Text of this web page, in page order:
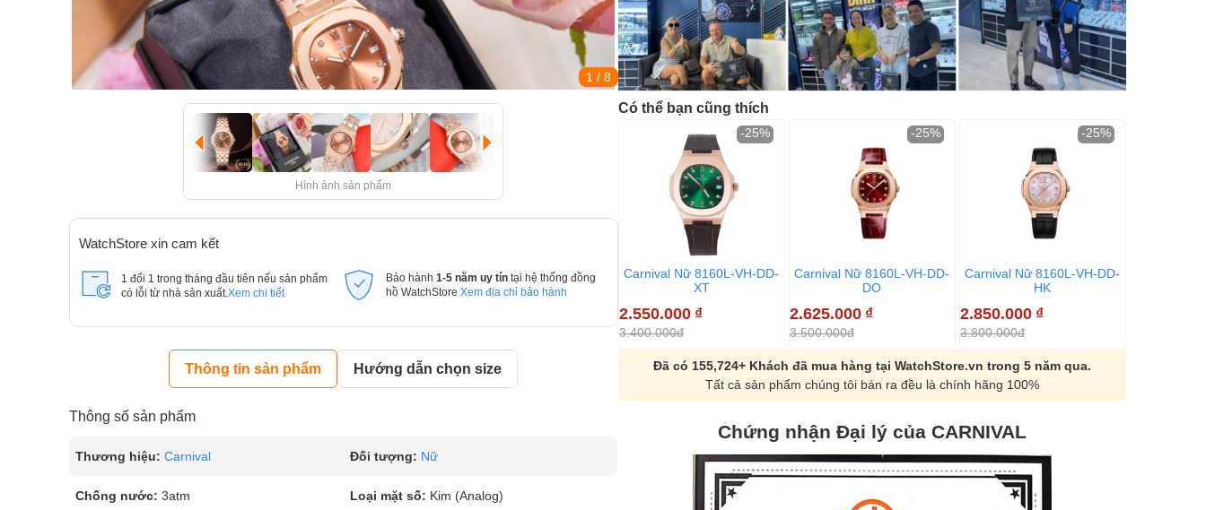
1 / 8
Hình ảnh sản phẩm
WatchStore xin cam kết
1 đổi 1 trong tháng đầu tiên nếu sản phẩm
có lỗi từ nhà sản xuất. Xem chi tiết
Bảo hành 1-5 năm uy tín tại hệ thống đồng
hồ WatchStore Xem địa chỉ bảo hành
Thông tin sản phẩm Hướng dẫn chọn size
Thông số sản phẩm
Thương hiệu: Carnival Đối tượng: Nữ
Chống nước: 3atm Loại mặt số: Kim (Analog)
Có thể bạn cũng thích
Carnival Nữ 8160L-VH-DD-
XT
2.550.000 ₫
3.400.000đ
-25%
Carnival Nữ 8160L-VH-DD-
DO
2.625.000 ₫
3.500.000đ
-25%
Carnival Nữ 8160L-VH-DD-
HK
2.850.000 ₫
3.800.000đ
-25%
Đã có 155,724+ Khách đã mua hàng tại WatchStore.vn trong 5 năm qua.
Tất cả sản phẩm chúng tôi bán ra đều là chính hãng 100%
Chứng nhận Đại lý của CARNIVAL